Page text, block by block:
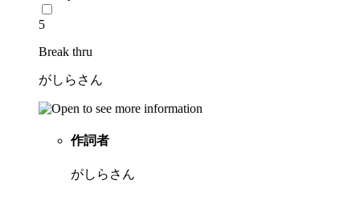
5
Break thru
がしらさん
作詞者
がしらさん